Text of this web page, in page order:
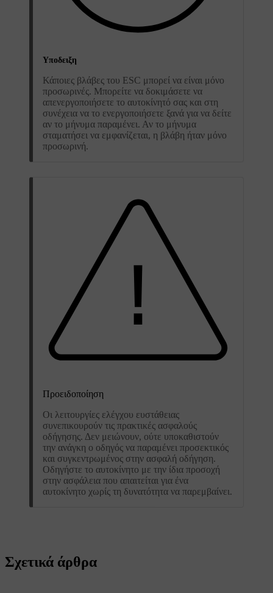
Υποδειξη
Κάποιες βλάβες του ESC μπορεί να είναι μόνο
προσωρινές. Μπορείτε να δοκιμάσετε να
απενεργοποιήσετε το αυτοκίνητό σας και στη
συνέχεια να το ενεργοποιήσετε ξανά για να δείτε
αν το μήνυμα παραμένει. Αν το μήνυμα
σταματήσει να εμφανίζεται, η βλάβη ήταν μόνο
προσωρινή.
Προειδοποίηση
Οι λειτουργίες ελέγχου ευστάθειας
συνεπικουρούν τις πρακτικές ασφαλούς
οδήγησης. Δεν μειώνουν, ούτε υποκαθιστούν
την ανάγκη ο οδηγός να παραμένει προσεκτικός
και συγκεντρωμένος στην ασφαλή οδήγηση.
Οδηγήστε το αυτοκίνητο με την ίδια προσοχή
στην ασφάλεια που απαιτείται για ένα
αυτοκίνητο χωρίς τη δυνατότητα να παρεμβαίνει.
Σχετικά άρθρα